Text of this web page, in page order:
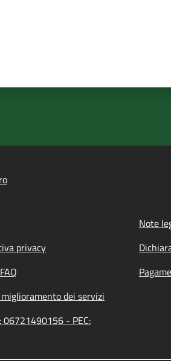
Note
privacy
dei servizi
- PEC: